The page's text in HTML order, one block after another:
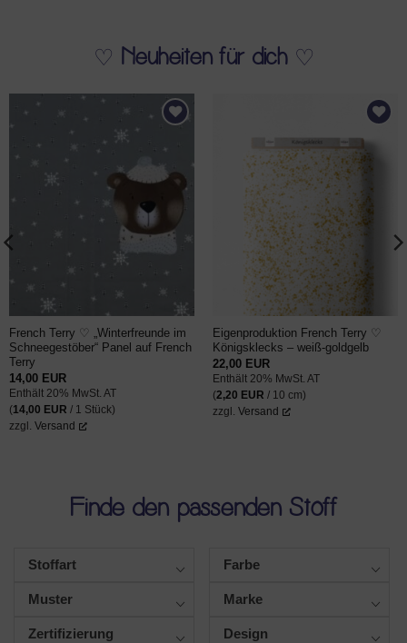
♡ Neuheiten für dich ♡
AUF DEN
WUNSCHZETTEL
French Terry ♡ „Winterfreunde im
Schneegestöber“ Panel auf French
Terry
14,00 EUR
Enthält 20% MwSt. AT
(14,00 EUR / 1 Stück)
zzgl. Versand
AUF DEN
WUNSCHZETTEL
Eigenproduktion French Terry ♡
Königsklecks – weiß-goldgelb
22,00 EUR
Enthält 20% MwSt. AT
(2,20 EUR / 10 cm)
zzgl. Versand
Finde den passenden Stoff
Stoffart Farbe
Muster Marke
Zertifizierung Design